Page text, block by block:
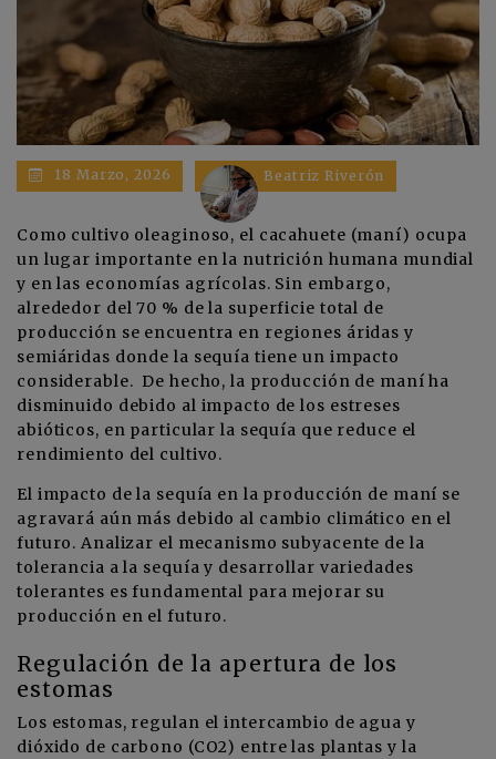
18 Marzo, 2026 Beatriz Riverón
Como cultivo oleaginoso, el cacahuete (maní) ocupa
un lugar importante en la nutrición humana mundial
y en las economías agrícolas. Sin embargo,
alrededor del 70 % de la superficie total de
producción se encuentra en regiones áridas y
semiáridas donde la sequía tiene un impacto
considerable. De hecho, la producción de maní ha
disminuido debido al impacto de los estreses
abióticos, en particular la sequía que reduce el
rendimiento del cultivo.
El impacto de la sequía en la producción de maní se
agravará aún más debido al cambio climático en el
futuro. Analizar el mecanismo subyacente de la
tolerancia a la sequía y desarrollar variedades
tolerantes es fundamental para mejorar su
producción en el futuro.
Regulación de la apertura de los
estomas
Los estomas, regulan el intercambio de agua y
dióxido de carbono (CO2) entre las plantas y la